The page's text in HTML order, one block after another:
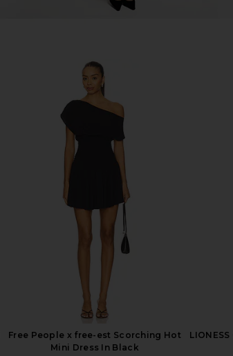
Runaway The Label Genelle Mini
Dress in Gaia Pink
Runaway The Label
Free
Free People x free-est Scorching Hot
Mini Dress In Black